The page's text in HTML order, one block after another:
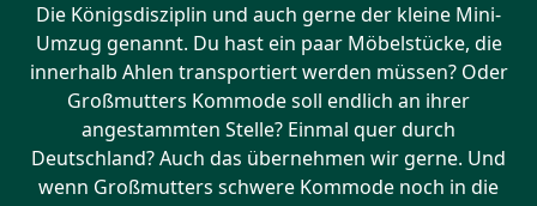
Die Königsdisziplin und auch gerne der kleine Mini-
Umzug genannt. Du hast ein paar Möbelstücke, die
innerhalb Ahlen transportiert werden müssen? Oder
Großmutters Kommode soll endlich an ihrer
angestammten Stelle? Einmal quer durch
Deutschland? Auch das übernehmen wir gerne. Und
wenn Großmutters schwere Kommode noch in die